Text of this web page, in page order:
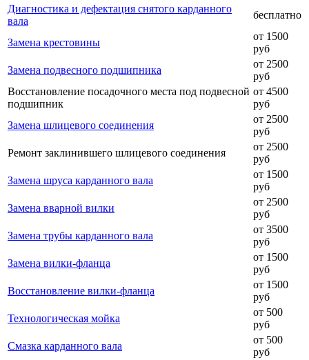
Диагностика и дефектация снятого карданного
вала
бесплатно
Замена крестовины
от 1500
руб
Замена подвесного подшипника
от 2500
руб
Восстановление посадочного места под подвесной
подшипник
от 4500
руб
Замена шлицевого соединения
от 2500
руб
Ремонт заклинившего шлицевого соединения
от 2500
руб
Замена шруса карданного вала
от 1500
руб
Замена вварной вилки
от 2500
руб
Замена трубы карданного вала
от 3500
руб
Замена вилки-фланца
от 1500
руб
Восстановление вилки-фланца
от 1500
руб
Технологическая мойка
от 500
руб
Смазка карданного вала
от 500
руб